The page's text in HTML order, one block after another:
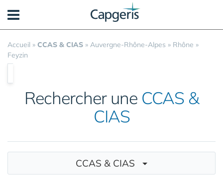
Accueil » CCAS & CIAS » Auvergne-Rhône-Alpes » Rhône »
Feyzin
Rechercher une CCAS &
CIAS
CCAS & CIAS